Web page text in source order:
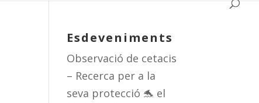
Esdeveniments
Observació de cetacis
– Recerca per a la
seva protecció 🐬 el